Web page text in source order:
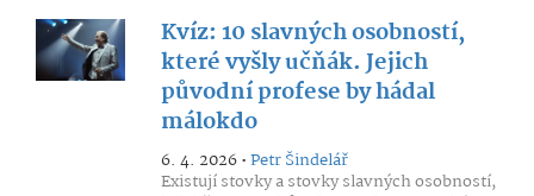
Kvíz: 10 slavných osobností,
které vyšly učňák. Jejich
původní profese by hádal
málokdo
6. 4. 2026 •Petr Šindelář
Existují stovky a stovky slavných osobností,